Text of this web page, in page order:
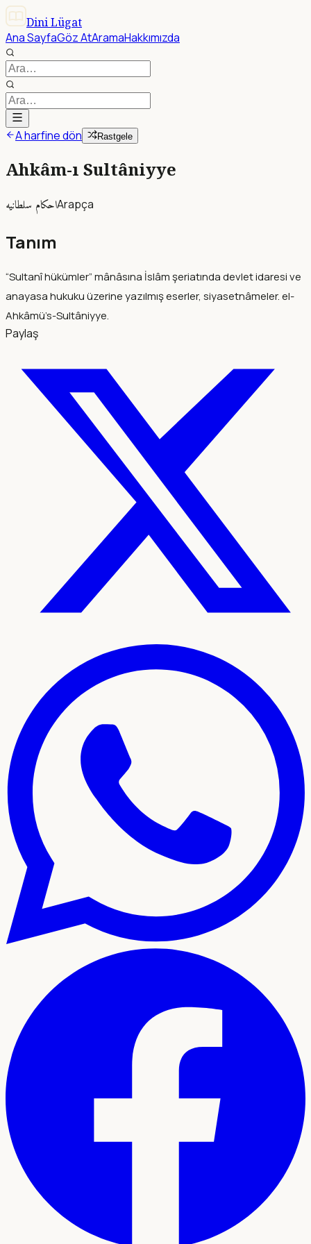
Dini Lügat
Ana SayfaGöz AtAramaHakkımızda
A harfine dön Rastgele
Ahkâm-ı Sultâniyye
احكام سلطانيهArapça
Tanım
“Sultanî hükümler” mânâsına İslâm şeriatında devlet idaresi ve
anayasa hukuku üzerine yazılmış eserler, siyasetnâmeler. el-
Ahkâmü’s-Sultâniyye.
Paylaş